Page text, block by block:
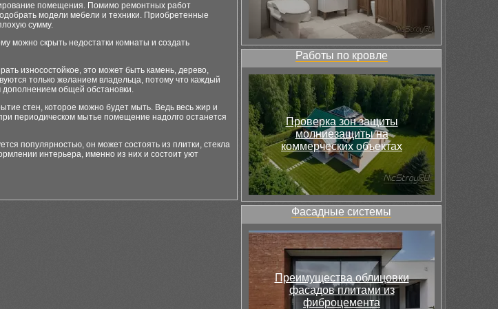
помещения. Помимо ремонтных работ
модели мебели и техники. Приобретенные
сумму.
можно скрыть недостатки комнаты и создать
износостойкое, это может быть камень, дерево,
только желанием владельца, потому что каждый
общей обстановки.
стен, которое можно будет мыть. Ведь весь жир и
периодическом мытье помещение надолго останется
популярностью, он может состоять из плитки, стекла
интерьера, именно из них и состоит уют
Работы по кровле
Проверка зон защиты
молниезащиты на
коммерческих объектах
Фасадные системы
Преимущества облицовки
фасадов плитами из
фиброцемента